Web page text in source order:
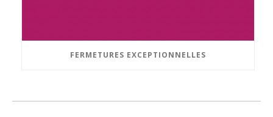
FERMETURES EXCEPTIONNELLES